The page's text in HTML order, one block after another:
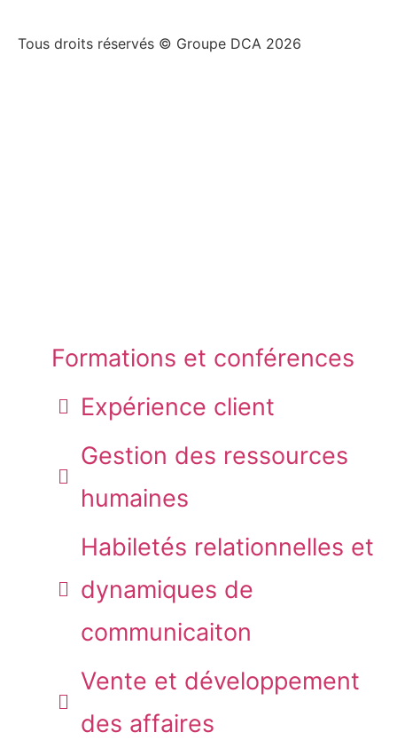
Tous droits réservés © Groupe DCA 2026
Formations et conférences
Expérience client
Gestion des ressources
humaines
Habiletés relationnelles et
dynamiques de
communicaiton
Vente et développement
des affaires